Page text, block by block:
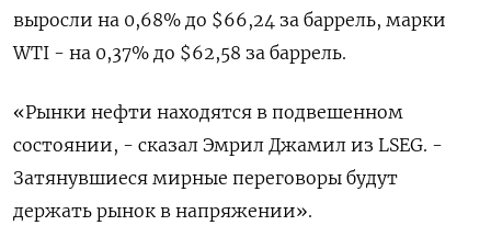
выросли на 0,68% до $66,24 за баррель, марки
WTI - на 0,37% до $62,58 за баррель.
«Рынки нефти находятся в подвешенном
состоянии, - сказал Эмрил Джамил из LSEG. -
Затянувшиеся мирные переговоры будут
держать рынок в напряжении».